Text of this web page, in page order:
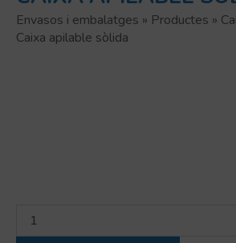
Envasos i embalatges » Productes »
Caixa apilable sòlida